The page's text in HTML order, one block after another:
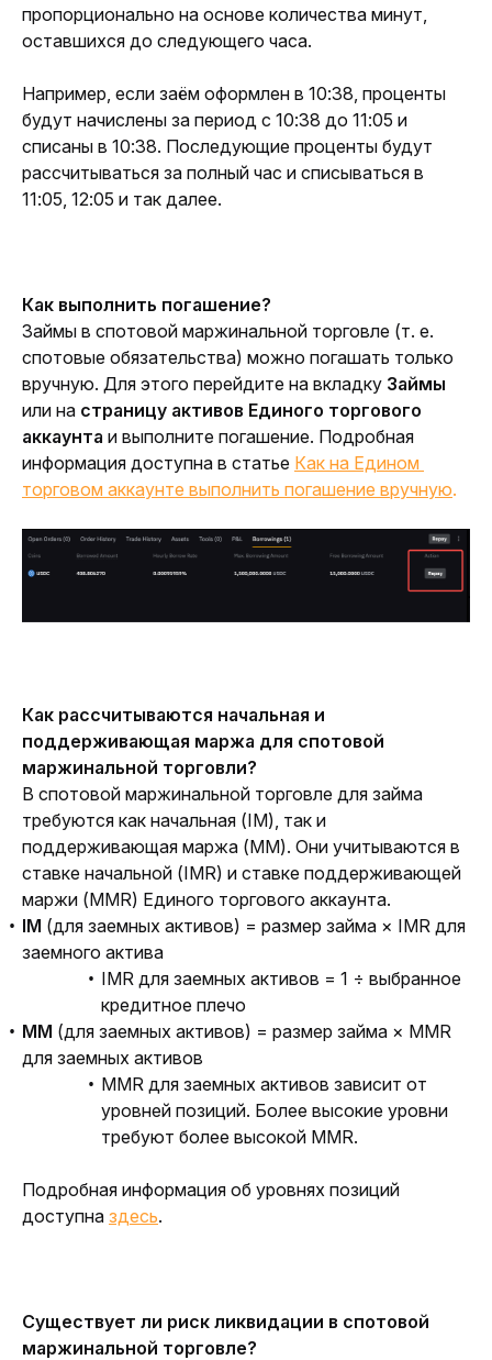
пропорционально на основе количества минут,
оставшихся до следующего часа.
Например, если заём оформлен в 10:38, проценты
будут начислены за период с 10:38 до 11:05 и
списаны в 10:38. Последующие проценты будут
рассчитываться за полный час и списываться в
11:05, 12:05 и так далее.
Как выполнить погашение?
Займы в спотовой маржинальной торговле (т. е.
спотовые обязательства) можно погашать только
вручную. Для этого перейдите на вкладку Займы
или на страницу активов Единого торгового
аккаунта и выполните погашение. Подробная
информация доступна в статье Как на Едином
торговом аккаунте выполнить погашение вручную.
Как рассчитываются начальная и
поддерживающая маржа для спотовой
маржинальной торговли?
В спотовой маржинальной торговле для займа
требуются как начальная (IM), так и
поддерживающая маржа (MM). Они учитываются в
ставке начальной (IMR) и ставке поддерживающей
маржи (MMR) Единого торгового аккаунта.
IM (для заемных активов) = размер займа × IMR для
заемного актива
IMR для заемных активов = 1 ÷ выбранное
кредитное плечо
MM (для заемных активов) = размер займа × MMR
для заемных активов
MMR для заемных активов зависит от
уровней позиций. Более высокие уровни
требуют более высокой MMR.
Подробная информация об уровнях позиций
доступна здесь.
Существует ли риск ликвидации в спотовой
маржинальной торговле?